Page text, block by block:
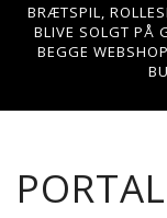
BRÆTSPIL,
BLIVE SOLGT PÅ
BEGGE